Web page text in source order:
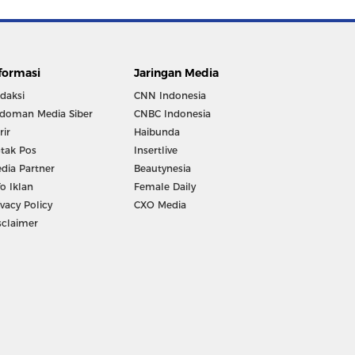
Media Siber
Pos
Partner
Iklan
Policy
Jaringan Media
CNN Indonesia
CNBC Indonesia
Haibunda
Insertlive
Beautynesia
Female Daily
CXO Media